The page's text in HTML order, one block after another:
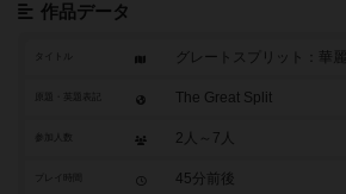
作品データ
タイトル グレートスプリット：華
原題・英題表記 The Great Split
参加人数 2人～7人
45分前後